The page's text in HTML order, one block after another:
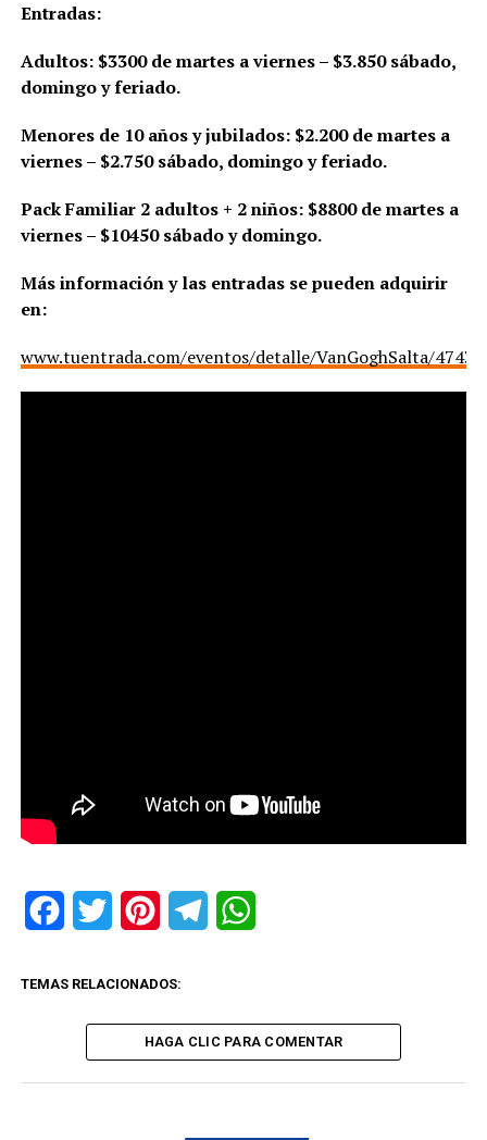
Entradas:
Adultos: $3300 de martes a viernes – $3.850 sábado,
domingo y feriado.
Menores de 10 años y jubilados: $2.200 de martes a
viernes – $2.750 sábado, domingo y feriado.
Pack Familiar 2 adultos + 2 niños: $8800 de martes a
viernes – $10450 sábado y domingo.
Más información y las entradas se pueden adquirir
en:
www.tuentrada.com/eventos/detalle/VanGoghSalta/
FacebookTwitter PinterestTelegram
TEMAS RELACIONADOS:
HAGA CLIC PARA COMENTAR